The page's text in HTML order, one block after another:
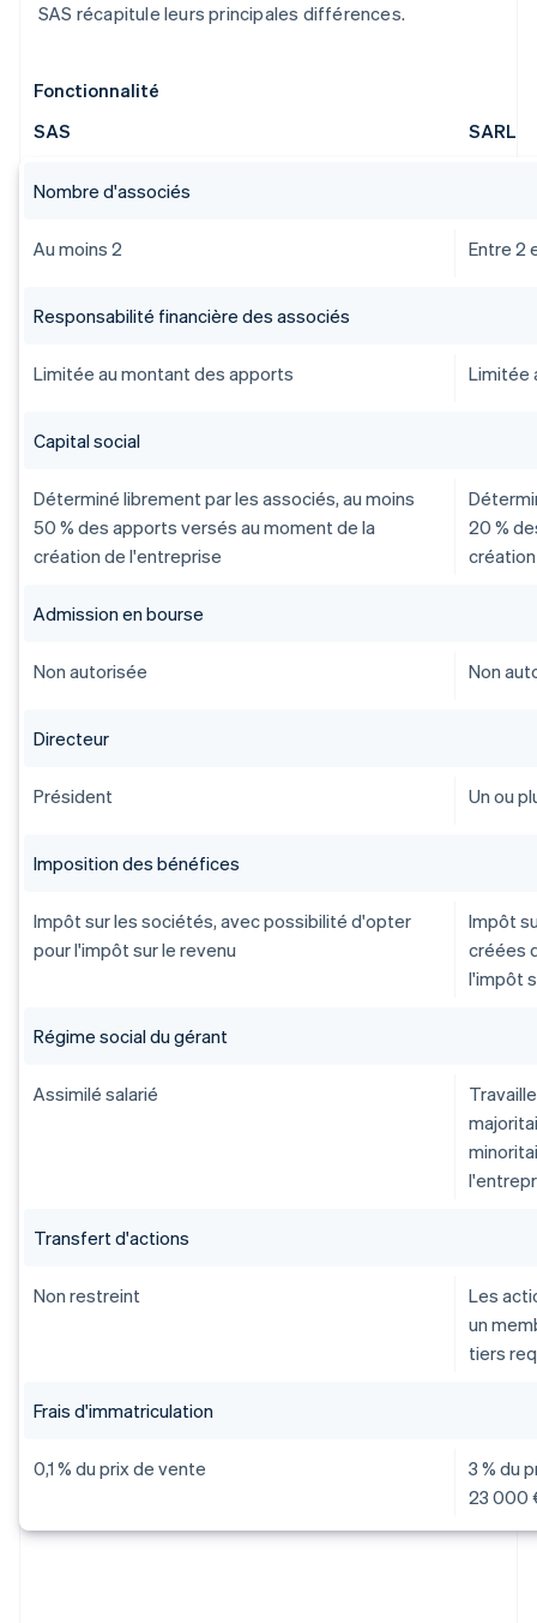
SAS récapitule leurs principales différences.
Fonctionnalité
SAS
SARL
Nombre d'associés
Au moins 2 Entre 2
Responsabilité financière des associés
Limitée au montant des apports Limitée
Capital social
Déterminé librement par les associés, au moins
50 % des apports versés au moment de la
création de l'entreprise
20 %
Admission en bourse
Non autorisée Non
Directeur
Président Un ou
Imposition des bénéfices
Impôt sur les sociétés, avec possibilité d'opter
pour l'impôt sur le revenu
Impôt
créées
l'impôt
Régime social du gérant
Assimilé salarié
Transfert d'actions
Non restreint
Les
un
tiers
Frais d'immatriculation
0,1 % du prix de vente
3 % du
23 000